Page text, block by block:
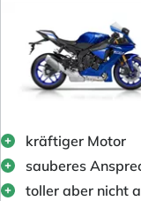
kräftiger Motor
sauberes
toller aber nicht